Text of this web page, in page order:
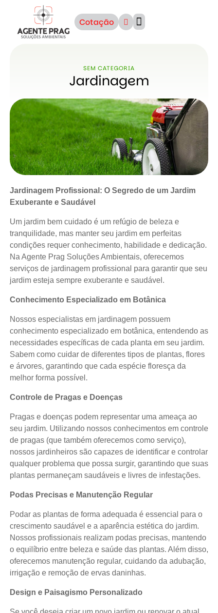
Cotação
SEM CATEGORIA
Jardinagem
Jardinagem Profissional: O Segredo de um Jardim
Exuberante e Saudável
Um jardim bem cuidado é um refúgio de beleza e
tranquilidade, mas manter seu jardim em perfeitas
condições requer conhecimento, habilidade e dedicação.
Na Agente Prag Soluções Ambientais, oferecemos
serviços de jardinagem profissional para garantir que seu
jardim esteja sempre exuberante e saudável.
Conhecimento Especializado em Botânica
Nossos especialistas em jardinagem possuem
conhecimento especializado em botânica, entendendo as
necessidades específicas de cada planta em seu jardim.
Sabem como cuidar de diferentes tipos de plantas, flores
e árvores, garantindo que cada espécie floresça da
melhor forma possível.
Controle de Pragas e Doenças
Pragas e doenças podem representar uma ameaça ao
seu jardim. Utilizando nossos conhecimentos em controle
de pragas (que também oferecemos como serviço),
nossos jardinheiros são capazes de identificar e controlar
qualquer problema que possa surgir, garantindo que suas
plantas permaneçam saudáveis e livres de infestações.
Podas Precisas e Manutenção Regular
Podar as plantas de forma adequada é essencial para o
crescimento saudável e a aparência estética do jardim.
Nossos profissionais realizam podas precisas, mantendo
o equilíbrio entre beleza e saúde das plantas. Além disso,
oferecemos manutenção regular, cuidando da adubação,
irrigação e remoção de ervas daninhas.
Design e Paisagismo Personalizado